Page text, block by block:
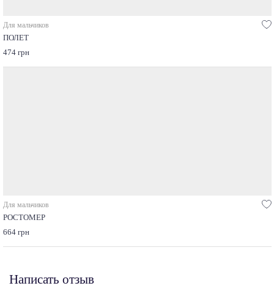
Для мальчиков
ПОЛЕТ
474 грн
Для мальчиков
РОСТОМЕР
664 грн
Написать отзыв